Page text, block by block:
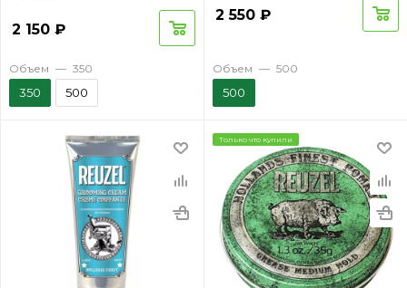
2 150 ₽
Объем — 350
350 500
2 550 ₽
Объем — 500
500
Только что купили